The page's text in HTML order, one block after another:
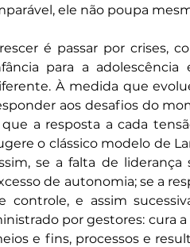
ele não poupa
é passar por crises,
para a
À medida que
aos desafios do
a resposta a cada
o clássico modelo de
se a falta de liderança
de autonomia; se a
controle, e assim
por gestores: cura
e fins, processos e